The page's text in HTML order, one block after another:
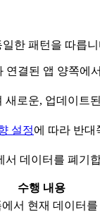
한 패턴을 따릅니
연결된 앱 양쪽에
새로운, 업데이트
설정에 따라 반대
서 데이터를 폐기
수행 내용
서 현재 데이터를